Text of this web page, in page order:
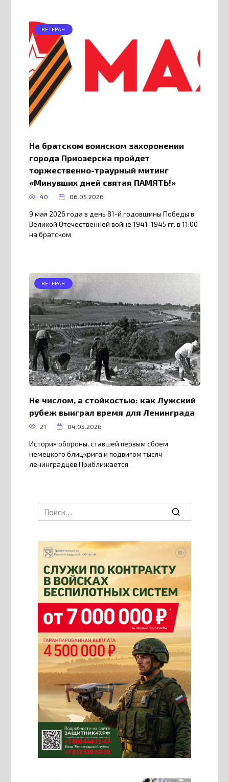
ВЕТЕРАН
На братском воинском захоронении
города Приозерска пройдет
торжественно-траурный митинг
«Минувших дней святая ПАМЯТЬ!»
40 06.05.2026
9 мая 2026 года в день 81-й годовщины Победы в
Великой Отечественной войне 1941-1945 гг. в 11:00
на братском
ВЕТЕРАН
Не числом, а стойкостью: как Лужский
рубеж выиграл время для Ленинграда
21 04.05.2026
История обороны, ставшей первым сбоем
немецкого блицкрига и подвигом тысяч
ленинградцев Приближается
Search
for: